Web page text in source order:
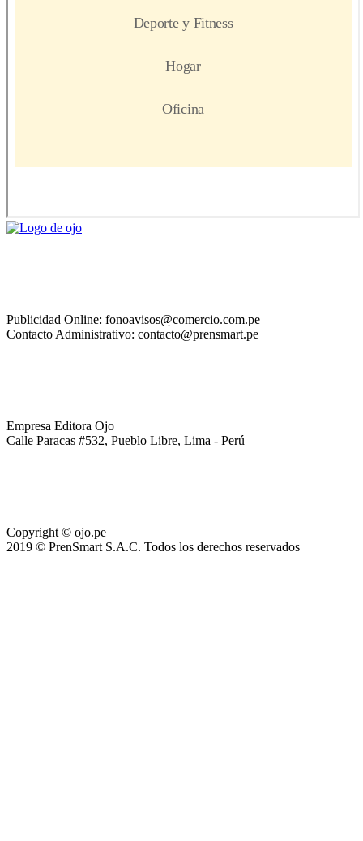
Publicidad Online: fonoavisos@comercio.com.pe
Contacto Administrativo: contacto@prensmart.pe
Empresa Editora Ojo
Calle Paracas #532, Pueblo Libre, Lima - Perú
Copyright © ojo.pe
2019 © PrenSmart S.A.C. Todos los derechos reservados